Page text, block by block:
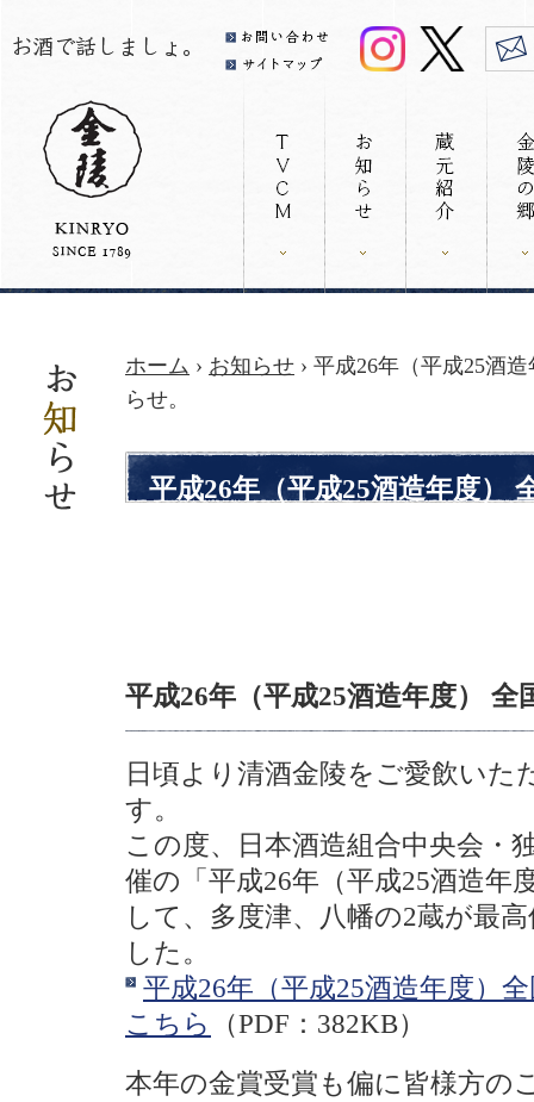
ホーム › お知らせ › 平成26年（平成25酒
らせ。
平成26年（平成25酒造年度）
平成26年（平成25酒造年度） 全
日頃より清酒金陵をご愛飲い
す。
この度、日本酒造組合中央会・
催の「平成26年（平成25酒造年
して、多度津、八幡の2蔵が最
した。
平成26年（平成25酒造年度）
こちら
（PDF：382KB）
本年の金賞受賞も偏に皆様方の